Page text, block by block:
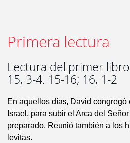
Primera lectura
Lectura del primer
15, 3-4. 15-16; 16, 1-2
En aquellos días, David congregó
Israel, para subir el Arca del
preparado. Reunió también a los
levitas.